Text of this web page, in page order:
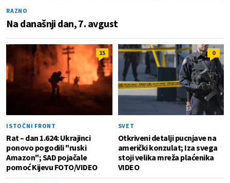
RAZNO
Na današnji dan, 7. avgust
15
ISTOČNI FRONT
Rat – dan 1.624: Ukrajinci
ponovo pogodili "ruski
Amazon"; SAD pojačale
pomoć Kijevu FOTO/VIDEO
0
SVET
Otkriveni detalji pucnjave na
američki konzulat; Iza svega
stoji velika mreža plaćenika
VIDEO